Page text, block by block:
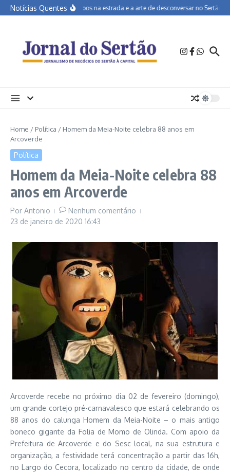
Ir para o conteúdo
Notícias QuentesJoão Campos na estrada e a arte de desconversar no Sertão
Home / Política / Homem da Meia-Noite celebra 88 anos em
Arcoverde
Política
Homem da Meia-Noite celebra 88
anos em Arcoverde
Por Antonio
Nenhum comentário
23 de janeiro de 2020 16:43
Arcoverde recebe no próximo dia 02 de fevereiro (domingo),
um grande cortejo pré-carnavalesco que estará celebrando os
88 anos do calunga Homem da Meia-Noite – o mais antigo
boneco gigante da Folia de Momo de Olinda. Com apoio da
Prefeitura de Arcoverde e do Sesc local, na sua estrutura e
organização, a festividade terá concentração a partir das 16h,
no Largo do Cecora, localizado no centro da cidade, de onde